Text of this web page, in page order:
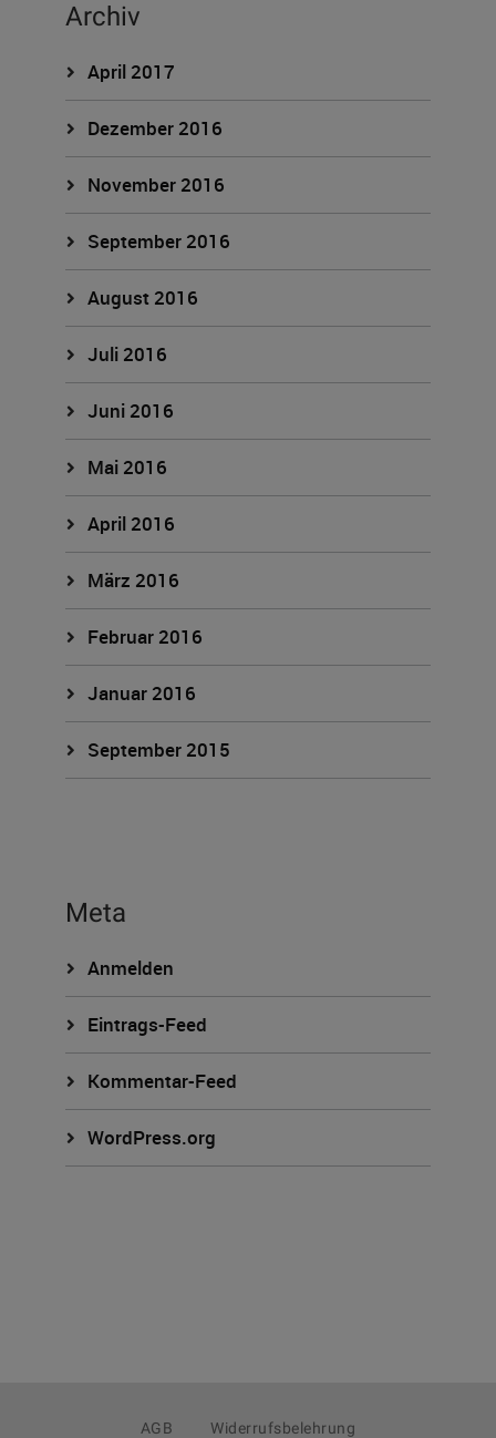
Archiv
April 2017
Dezember 2016
November 2016
September 2016
August 2016
Juli 2016
Juni 2016
Mai 2016
April 2016
März 2016
Februar 2016
Januar 2016
September 2015
Meta
Anmelden
Eintrags-Feed
Kommentar-Feed
WordPress.org
AGB Widerrufsbelehrung